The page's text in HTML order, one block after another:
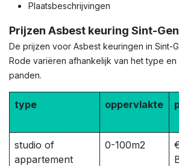
Plaatsbeschrijvingen
Prijzen Asbest keuring Sint-
De prijzen voor Asbest keuringen in Sint-
Rode variëren afhankelijk van het type
panden.
type oppervlakte
studio of
appartement
0-100m2